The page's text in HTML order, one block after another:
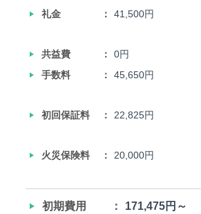
‣
礼金 41,500円
‣ 共益費
0円
‣
手数料 45,650円
‣ 初回保証料 22,825円
‣ 火災保険料 20,000円
‣ 初期費用 171,475円～